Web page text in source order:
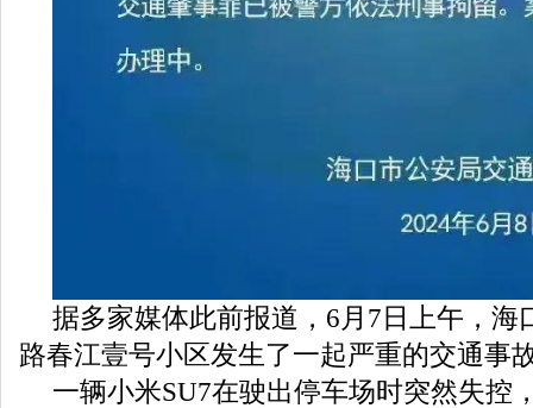
据多家媒体此前报道，6月7日上午，海
路春江壹号小区发生了一起严重的交通事
一辆小米SU7在驶出停车场时突然失控